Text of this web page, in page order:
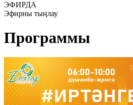
ЭФИРДА
Эфирны тыңлау
Программы